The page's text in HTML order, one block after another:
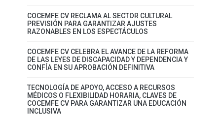
COCEMFE CV RECLAMA AL SECTOR CULTURAL
PREVISIÓN PARA GARANTIZAR AJUSTES
RAZONABLES EN LOS ESPECTÁCULOS
COCEMFE CV CELEBRA EL AVANCE DE LA REFORMA
DE LAS LEYES DE DISCAPACIDAD Y DEPENDENCIA Y
CONFÍA EN SU APROBACIÓN DEFINITIVA
TECNOLOGÍA DE APOYO, ACCESO A RECURSOS
MÉDICOS O FLEXIBILIDAD HORARIA, CLAVES DE
COCEMFE CV PARA GARANTIZAR UNA EDUCACIÓN
INCLUSIVA